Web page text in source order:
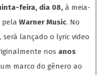
feira, dia 08, à meia-
pela Warner Music. No
será lançado o lyric video
nos anos
marco do gênero ao